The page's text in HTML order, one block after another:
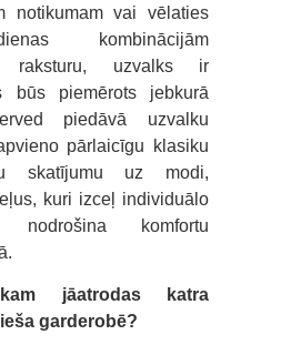
notikumam vai vēlaties
kombinācijām
raksturu, uzvalks ir
būs piemērots jebkurā
piedāvā uzvalku
pārlaicīgu klasiku
skatījumu uz modi,
kuri izceļ individuālo
komfortu
jāatrodas katra
garderobē?